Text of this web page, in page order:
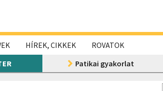
HÍREK, CIKKEK
ROVATOK
Patikai gyakorlat